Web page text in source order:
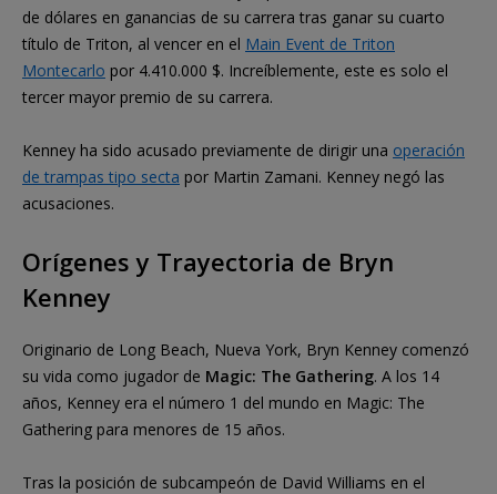
de dólares en ganancias de su carrera tras ganar su cuarto
título de Triton, al vencer en el Main Event de Triton
Montecarlo por 4.410.000 $. Increíblemente, este es solo el
tercer mayor premio de su carrera.
Kenney ha sido acusado previamente de dirigir una operación
de trampas tipo secta por Martin Zamani. Kenney negó las
acusaciones.
Orígenes y Trayectoria de Bryn
Kenney
Originario de Long Beach, Nueva York, Bryn Kenney comenzó
su vida como jugador de Magic: The Gathering. A los 14
años, Kenney era el número 1 del mundo en Magic: The
Gathering para menores de 15 años.
Tras la posición de subcampeón de David Williams en el